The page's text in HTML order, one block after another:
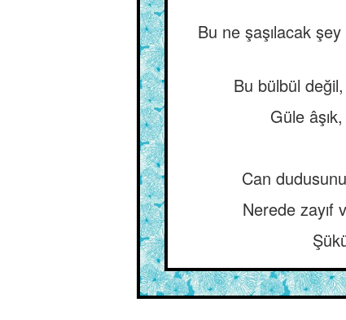
Bu ne şaşılacak
Bu bülbül
Güle
Can
Nerede zayıf